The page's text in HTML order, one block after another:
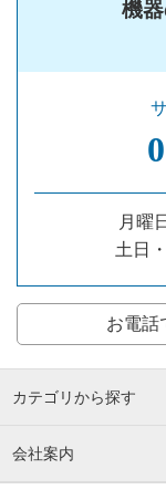
機
月曜
土日
お電話
カテゴリから探す
会社案内